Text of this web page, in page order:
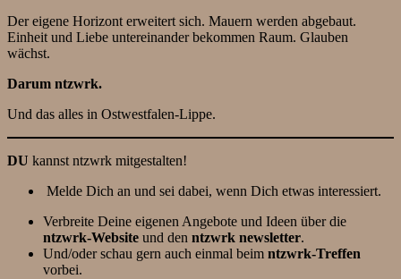
Der eigene Horizont erweitert sich. Mauern werden abgebaut.
Einheit und Liebe untereinander bekommen Raum. Glauben
wächst.
Darum ntzwrk.
Und das alles in Ostwestfalen-Lippe.
DU kannst ntzwrk mitgestalten!
Melde Dich an und sei dabei, wenn Dich etwas interessiert.
Verbreite Deine eigenen Angebote und Ideen über die
ntzwrk-Website und den ntzwrk newsletter.
Und/oder schau gern auch einmal beim ntzwrk-Treffen
vorbei.